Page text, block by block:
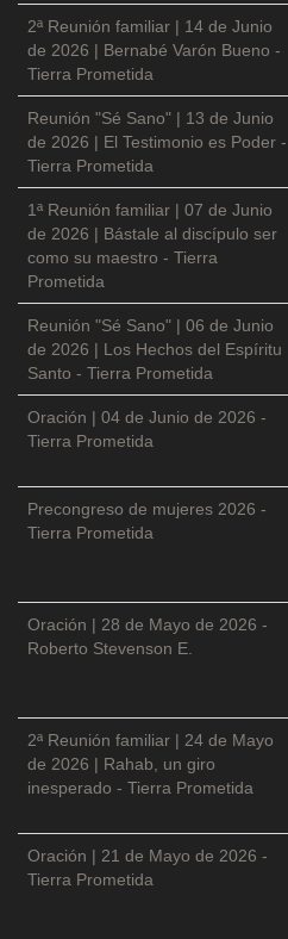
2ª Reunión familiar | 14 de Junio
de 2026 | Bernabé Varón Bueno -
Tierra Prometida
Reunión "Sé Sano" | 13 de Junio
de 2026 | El Testimonio es Poder -
Tierra Prometida
1ª Reunión familiar | 07 de Junio
de 2026 | Bástale al discípulo ser
como su maestro - Tierra
Prometida
Reunión "Sé Sano" | 06 de Junio
de 2026 | Los Hechos del Espíritu
Santo - Tierra Prometida
Oración | 04 de Junio de 2026 -
Tierra Prometida
Precongreso de mujeres 2026 -
Tierra Prometida
Oración | 28 de Mayo de 2026 -
Roberto Stevenson E.
2ª Reunión familiar | 24 de Mayo
de 2026 | Rahab, un giro
inesperado - Tierra Prometida
Oración | 21 de Mayo de 2026 -
Tierra Prometida